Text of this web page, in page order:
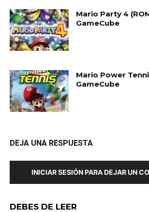
Mario Party 4
GameCube
Mario Power
GameCube
DEJA UNA RESPUESTA
INICIAR SESIÓN PARA DEJAR UN
DEBES DE LEER